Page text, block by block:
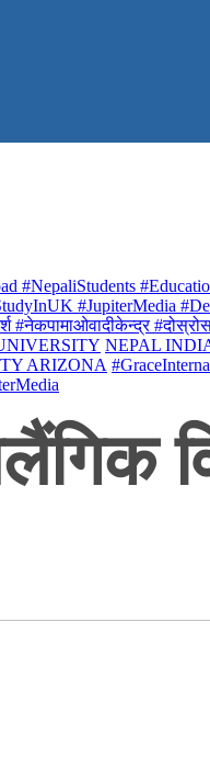
#NepaliStudents
#JupiterMedia
#नेकपामाओवादीकेन्द्र
NEPAL
ARIZONA